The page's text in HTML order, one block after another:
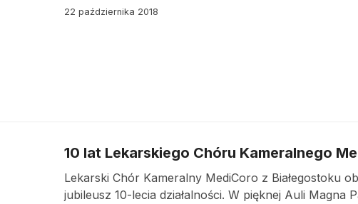
22 października 2018
10 lat Lekarskiego Chóru Kameralnego
Lekarski Chór Kameralny MediCoro z Białegostoku
jubileusz 10-lecia działalności. W pięknej Auli Magna